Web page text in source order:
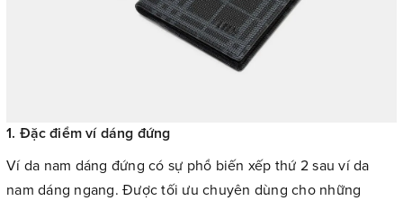
1. Đặc điểm ví dáng đứng
Ví da nam dáng đứng có sự phổ biến xếp thứ 2 sau ví da
nam dáng ngang. Được tối ưu chuyên dùng cho những